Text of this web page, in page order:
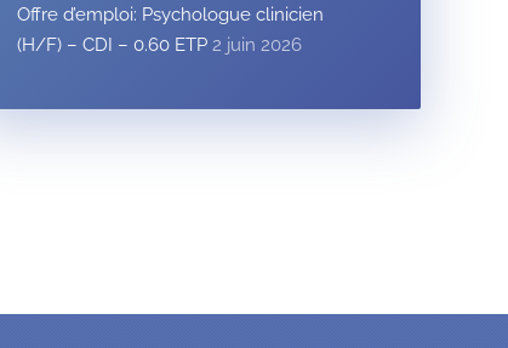
Offre d’emploi: Psychologue clinicien
(H/F) – CDI – 0.60 ETP 2 juin 2026